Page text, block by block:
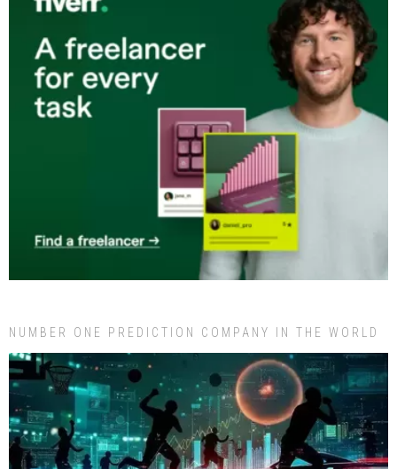
NUMBER ONE PREDICTION COMPANY IN THE WORLD